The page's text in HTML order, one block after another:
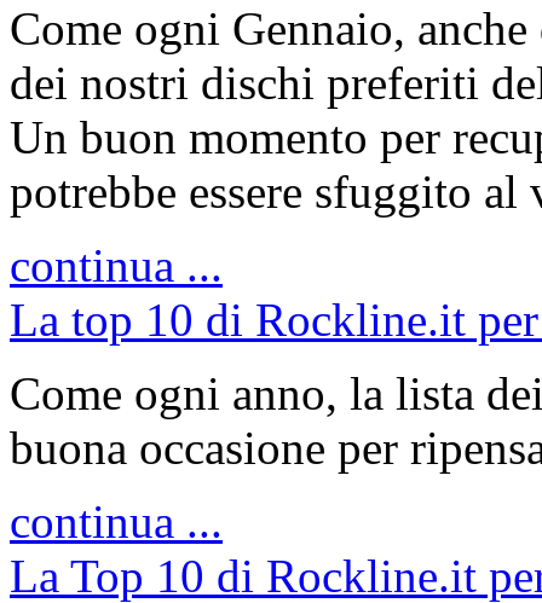
Come ogni Gennaio,
dei nostri dischi preferiti
Un buon momento per
potrebbe essere sfuggito al
continua ...
La top 10 di Rockline.it
Come ogni anno, la lista
buona occasione per
continua ...
La Top 10 di Rockline.it